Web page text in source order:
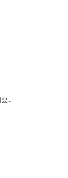
요.